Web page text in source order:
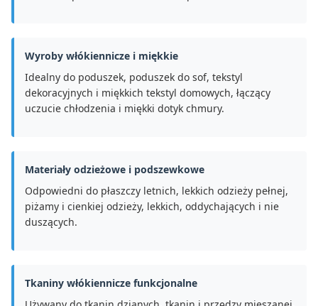
Wyroby włókiennicze i miękkie
Idealny do poduszek, poduszek do sof, tekstyl
dekoracyjnych i miękkich tekstyl domowych, łączący
uczucie chłodzenia i miękki dotyk chmury.
Materiały odzieżowe i podszewkowe
Odpowiedni do płaszczy letnich, lekkich odzieży pełnej,
piżamy i cienkiej odzieży, lekkich, oddychających i nie
duszących.
Tkaniny włókiennicze funkcjonalne